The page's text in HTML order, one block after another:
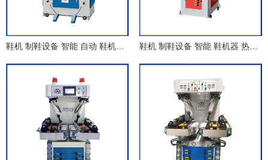
鞋机 制鞋设备 智能 鞋机器 热压自动定位墙式压底机